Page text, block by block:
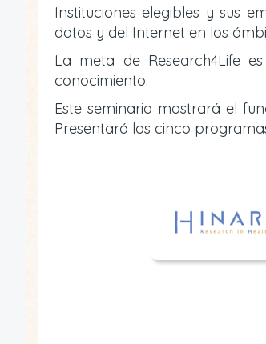
Instituciones elegibles y sus
datos y del Internet en los
La meta de Research4Life
conocimiento.
Este seminario mostrará el
Presentará los cinco